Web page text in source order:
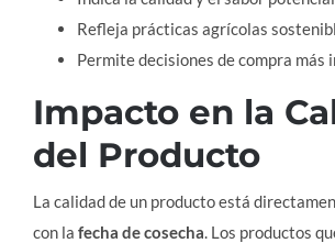
Refleja prácticas agrícolas
Permite decisiones de compra más
Impacto en la
del Producto
La calidad de un producto está
con la fecha de cosecha. Los productos